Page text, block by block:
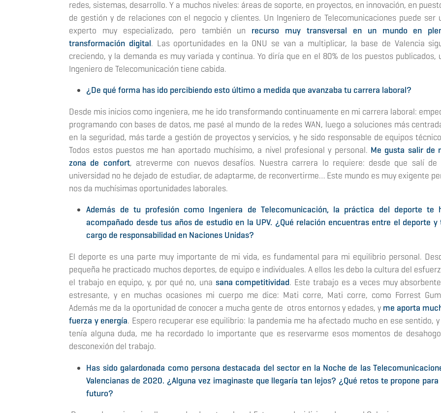
redes, sistemas, desarrollo. Y a muchos niveles: áreas de soporte, en proyectos, en innovación, en
de gestión y de relaciones con el negocio y clientes. Un Ingeniero de Telecomunicaciones puede ser
experto muy especializado, pero también un recurso muy transversal en un mundo en
transformación digital. Las oportunidades en la ONU se van a multiplicar, la base de Valencia
creciendo, y la demanda es muy variada y continua. Yo diría que en el 80% de los puestos publicados,
Ingeniero de Telecomunicación tiene cabida.
¿De qué forma has ido percibiendo esto último a medida que avanzaba tu carrera laboral?
Desde mis inicios como ingeniera, me he ido transformando continuamente en mi carrera laboral:
programando con bases de datos, me pasé al mundo de la redes WAN, luego a soluciones más
en la seguridad, más tarde a gestión de proyectos y servicios, y he sido responsable de equipos
Todos estos puestos me han aportado muchísimo, a nivel profesional y personal. Me gusta salir de
zona de confort, atreverme con nuevos desafíos. Nuestra carrera lo requiere: desde que salí de
universidad no he dejado de estudiar, de adaptarme, de reconvertirme… Este mundo es muy exigente
nos da muchísimas oportunidades laborales.
Además de tu profesión como Ingeniera de Telecomunicación, la práctica del deporte te
acompañado desde tus años de estudio en la UPV. ¿Qué relación encuentras entre el deporte y
cargo de responsabilidad en Naciones Unidas?
El deporte es una parte muy importante de mi vida, es fundamental para mi equilibrio personal.
pequeña he practicado muchos deportes, de equipo e individuales. A ellos les debo la cultura del
el trabajo en equipo, y, por qué no, una sana competitividad. Este trabajo es a veces muy
estresante, y en muchas ocasiones mi cuerpo me dice: Mati corre, Mati corre, como Forrest
Además me da la oportunidad de conocer a mucha gente de otros entornos y edades, y me aporta
fuerza y energía. Espero recuperar ese equilibrio: la pandemia me ha afectado mucho en ese sentido, y
tenía alguna duda, me ha recordado lo importante que es reservarme esos momentos de
desconexión del trabajo.
Has sido galardonada como persona destacada del sector en la Noche de las
Valencianas de 2020. ¿Alguna vez imaginaste que llegaría tan lejos? ¿Qué retos te propone para
futuro?